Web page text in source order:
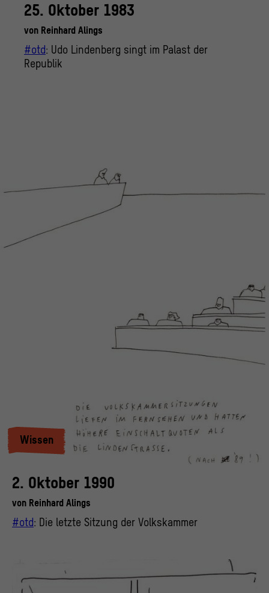
25. Oktober 1983
von Reinhard Alings
#otd: Udo Lindenberg singt im Palast der
Republik
Wissen
2. Oktober 1990
von Reinhard Alings
#otd: Die letzte Sitzung der Volkskammer